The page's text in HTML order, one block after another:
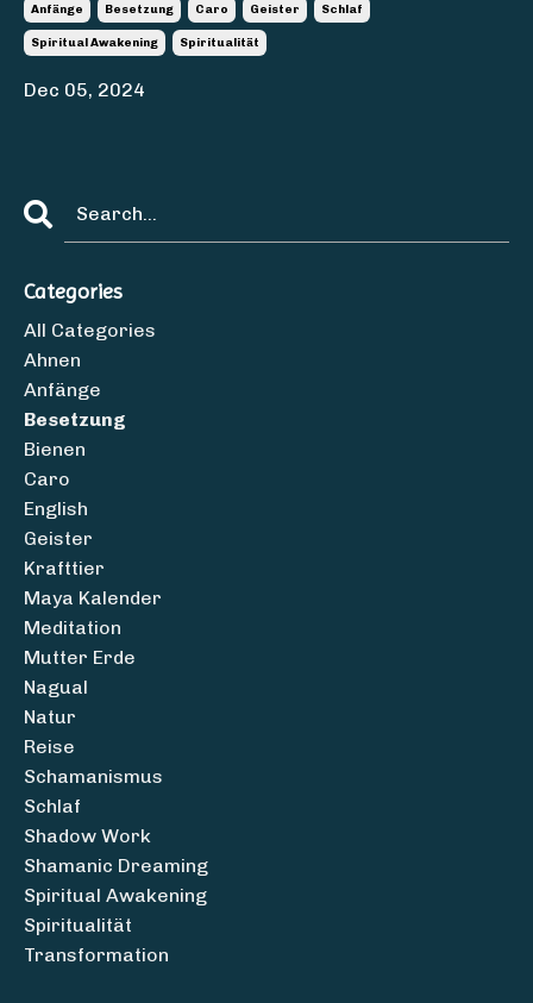
Anfänge Besetzung Caro Geister Schlaf
Spiritual Awakening Spiritualität
Dec 05, 2024
Categories
All Categories
Ahnen
Anfänge
Besetzung
Bienen
Caro
English
Geister
Krafttier
Maya Kalender
Meditation
Mutter Erde
Nagual
Natur
Reise
Schamanismus
Schlaf
Shadow Work
Shamanic Dreaming
Spiritual Awakening
Spiritualität
Transformation